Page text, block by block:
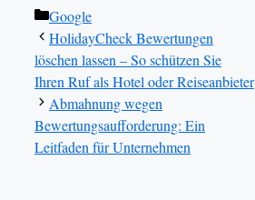
Kategorien
Google
HolidayCheck Bewertungen
löschen lassen – So schützen Sie
Ihren Ruf als Hotel oder Reiseanbieter
Abmahnung wegen
Bewertungsaufforderung: Ein
Leitfaden für Unternehmen